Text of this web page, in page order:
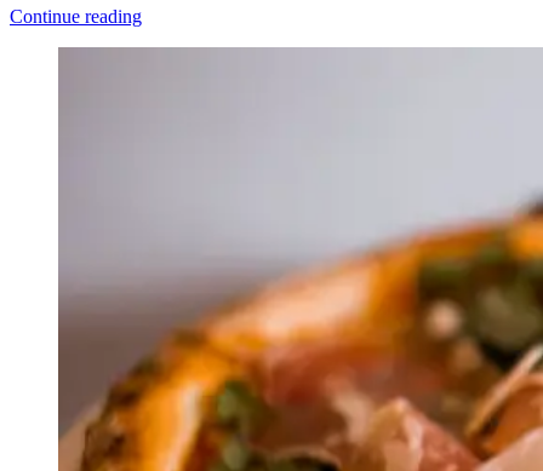
Continue reading